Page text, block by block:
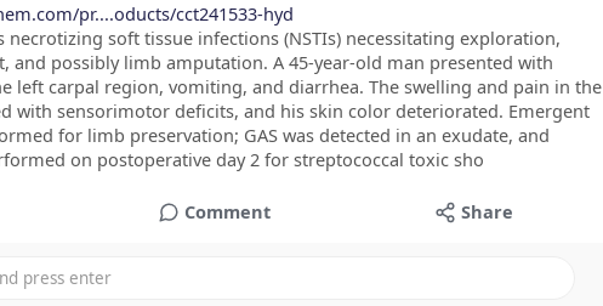
pr....oducts/cct241533-hyd
necrotizing soft tissue infections (NSTIs) necessitating exploration,
and possibly limb amputation. A 45-year-old man presented with
left carpal region, vomiting, and diarrhea. The swelling and pain in the
with sensorimotor deficits, and his skin color deteriorated. Emergent
for limb preservation; GAS was detected in an exudate, and
on postoperative day 2 for streptococcal toxic sho
Comment Share